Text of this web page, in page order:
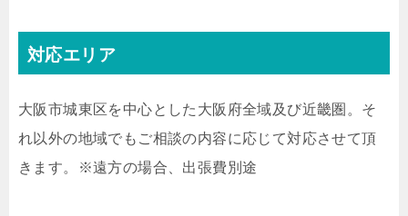
対応エリア
大阪市城東区を中心とした大阪府全域及び近畿圏。そ
れ以外の地域でもご相談の内容に応じて対応させて頂
きます。※遠方の場合、出張費別途